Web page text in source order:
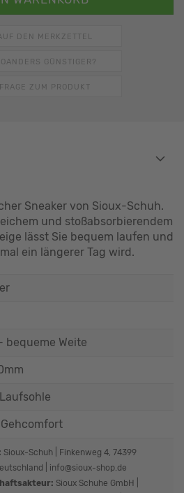
DEN MERKZETTEL
GÜNSTIGER?
FRAGE ZUM PRODUKT
Sneaker von Sioux-Schuh.
und stoßabsorbierendem
lässt Sie bequem laufen und
ein längerer Tag wird.
bequeme Weite
Sioux-Schuh | Finkenweg 4, 74399
| info@sioux-shop.de
Sioux Schuhe GmbH |